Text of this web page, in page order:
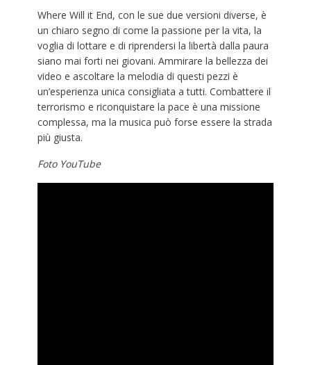
Where Will it End, con le sue due versioni diverse, è
un chiaro segno di come la passione per la vita, la
voglia di lottare e di riprendersi la libertà dalla paura
siano mai forti nei giovani. Ammirare la bellezza dei
video e ascoltare la melodia di questi pezzi è
un’esperienza unica consigliata a tutti. Combattere il
terrorismo e riconquistare la pace è una missione
complessa, ma la musica può forse essere la strada
più giusta.
Foto YouTube